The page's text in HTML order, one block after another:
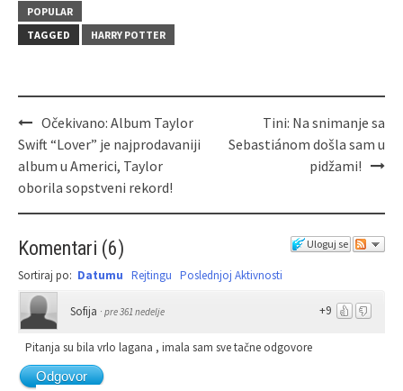
POPULAR
TAGGED
HARRY POTTER
Očekivano: Album Taylor
Swift “Lover” je najprodavaniji
album u Americi, Taylor
oborila sopstveni rekord!
Tini: Na snimanje sa
Sebastiánom došla sam u
pidžami!
Uloguj se
Komentari (6)
Sortiraj po: Datumu Rejtingu Poslednjoj Aktivnosti
+9
Sofija · pre 361 nedelje
Pitanja su bila vrlo lagana , imala sam sve tačne odgovore
Odgovor